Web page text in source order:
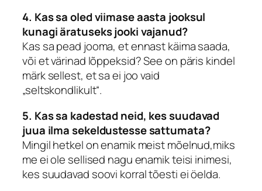
4. Kas sa oled viimase aasta jooksul
kunagi äratuseks jooki vajanud?
Kas sa pead jooma, et ennast käima saada,
või et värinad lõppeksid? See on päris kindel
märk sellest, et sa ei joo vaid
„seltskondlikult“.
5. Kas sa kadestad neid, kes suudavad
juua ilma sekeldustesse sattumata?
Mingil hetkel on enamik meist mõelnud,miks
me ei ole sellised nagu enamik teisi inimesi,
kes suudavad soovi korral tõesti ei öelda.